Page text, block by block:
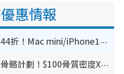
惠情報
豐澤優惠勁減低至44折！Mac mini/iPhone17Pro大減價！廚房家電$220起
港大推賽馬會強化骨骼計劃！$100骨質密度X光檢查 完成免費運動訓練送超市禮券！附參加資格